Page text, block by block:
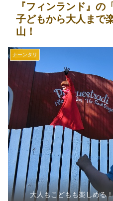
『フィンランド』の
子どもから大人まで
山！
ナーンタリ
大人もこどもも楽しめる